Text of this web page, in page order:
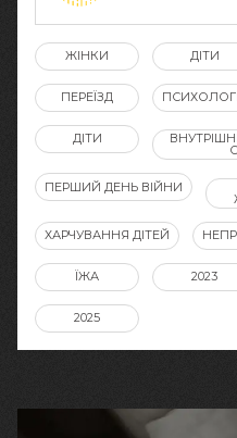
ЖІНКИ ДІТИ
ПЕРЕЇЗД
ДІТИ
ПЕРШИЙ ДЕНЬ ВІЙНИ
ХАРЧУВАННЯ ДІТЕЙ
ЇЖА 2023
2025